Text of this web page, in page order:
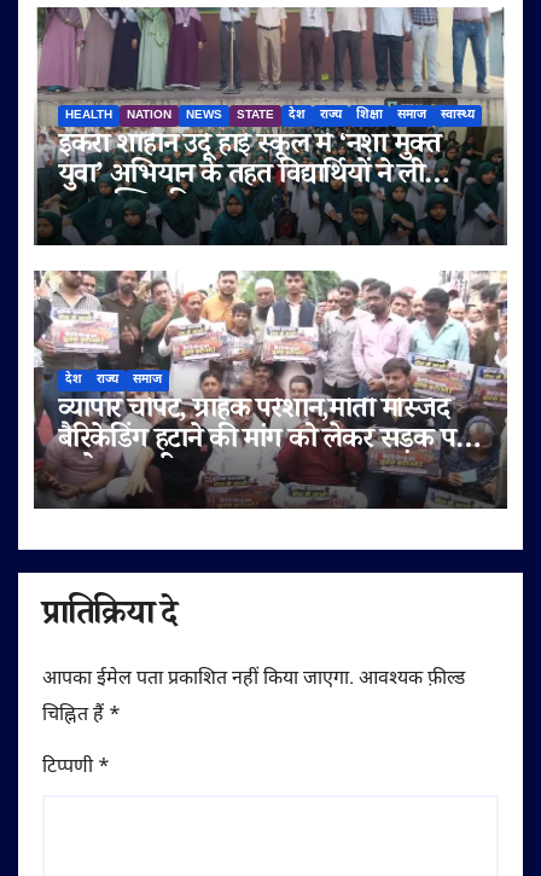
HEALTH NATION NEWS STATE देश राज्य शिक्षा समाज स्वास्थ्य
इकरा शाहीन उर्दू हाई स्कूल में ‘नशा मुक्त
युवा’ अभियान के तहत विद्यार्थियों ने ली
नशामुक्ति की शपथ
देश राज्य समाज
व्यापार चौपट, ग्राहक परेशान,मोती मस्जिद
बैरिकेडिंग हटाने की मांग को लेकर सड़क पर
उतरे व्यापारी
प्रातिक्रिया दे
आपका ईमेल पता प्रकाशित नहीं किया जाएगा. आवश्यक फ़ील्ड
चिह्नित हैं *
टिप्पणी*